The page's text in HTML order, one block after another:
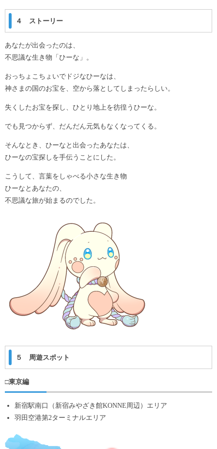
４ ストーリー
あなたが出会ったのは、
不思議な生き物「ひーな」。
おっちょこちょいでドジなひーなは、
神さまの国のお宝を、空から落としてしまったらしい。
失くしたお宝を探し、ひとり地上を彷徨うひーな。
でも見つからず、だんだん元気もなくなってくる。
そんなとき、ひーなと出会ったあなたは、
ひーなの宝探しを手伝うことにした。
こうして、言葉をしゃべる小さな生き物
ひーなとあなたの、
不思議な旅が始まるのでした。
５ 周遊スポット
□東京編
新宿駅南口（新宿みやざき館KONNE周辺）エリア
羽田空港第2ターミナルエリア